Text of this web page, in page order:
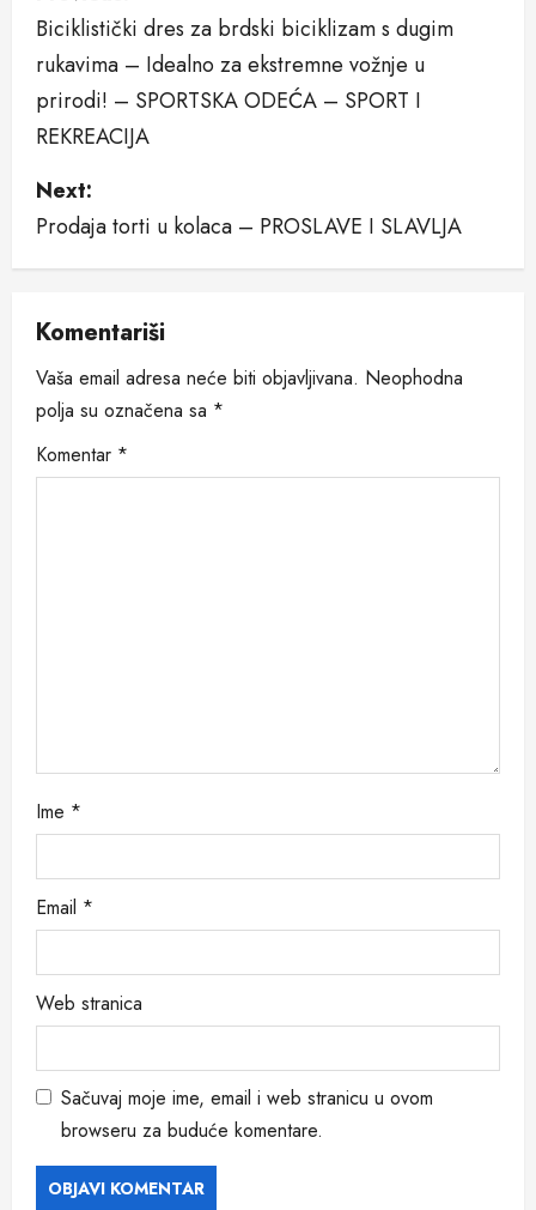
o
s
t
n
a
i
g
a
Biciklistički dres za brdski biciklizam s dugim
rukavima – Idealno za ekstremne vožnje u
prirodi! – SPORTSKA ODEĆA – SPORT I
REKREACIJA
Next:
Prodaja torti u kolaca – PROSLAVE I SLAVLJA
Komentariši
Vaša email adresa neće biti objavljivana. Neophodna
polja su označena sa *
Komentar *
Ime *
Email *
Web stranica
Sačuvaj moje ime, email i web stranicu u ovom
browseru za buduće komentare.